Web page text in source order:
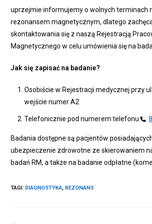
uprzejmie informujemy o wolnych terminach
rezonansem magnetycznym, dlatego
skontaktowania się z naszą Rejestracją
Magnetycznego w celu umówienia się na
Jak się zapisać na badanie?
Osobiście w Rejestracji medycznej przy
wejście numer A2
Telefonicznie pod numerem telefonu
Badania dostępne są pacjentów
ubezpieczenie zdrowotne ze skierowaniem
badań RM, a także na badanie odpłatne
TAGI: DIAGNOSTYKA, REZONANS